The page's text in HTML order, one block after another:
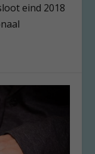
eind 2018